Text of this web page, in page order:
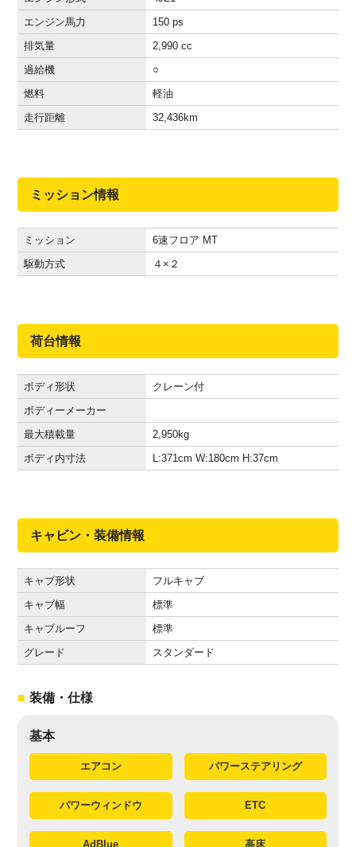
エンジン馬力
150 ps
排気量
2,990 cc
過給機
○
燃料
軽油
走行距離
32,436km
ミッション情報
ミッション
6速フロア MT
駆動方式
４×２
荷台情報
ボディ形状
クレーン付
ボディーメーカー
最大積載量
2,950kg
ボディ内寸法
L:371cm W:180cm H:37cm
キャビン・装備情報
キャブ形状
フルキャブ
キャブ幅
標準
キャブルーフ
標準
グレード
スタンダード
装備・仕様
基本
エアコン パワーステアリング
パワーウィンドウ ETC
AdBlue 高床